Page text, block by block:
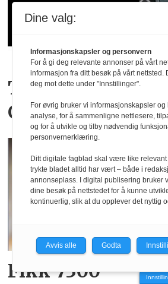
Trykkeriet
Grafisk er
Fikk 7300
Dine valg:
Informasjonskapsler og personvern
For å gi deg relevante annonser på vårt
informasjon fra ditt besøk på vårt nettsted.
deg mot dette under "Innstillinger".
For øvrig bruker vi informasjonskapsler
analyse, for å sammenligne nettlesere,
og for å utvikle og tilby nødvendig
personvernerklæring.
Ditt digitale fagblad skal være like
trykte bladet alltid har vært – både i
annonseplass. I digital publisering bruker
dine besøk på nettstedet for å kunne
kontinuerlig, slik at du opplever det nyttig
Avvis alle Godta